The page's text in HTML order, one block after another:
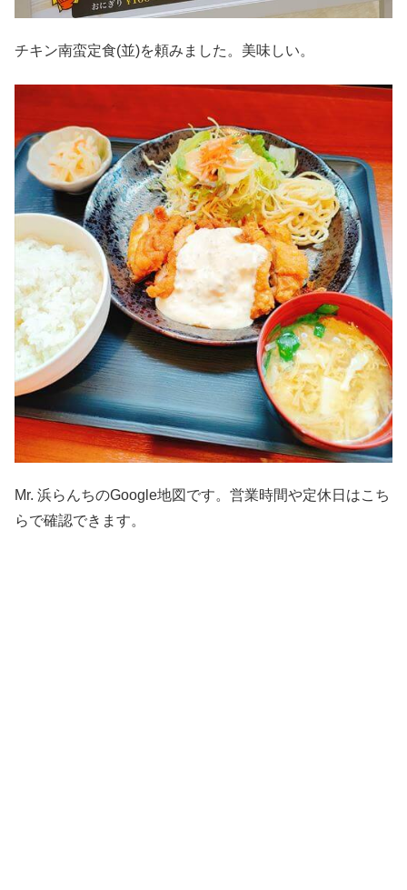
チキン南蛮定食(並)を頼みました。美味しい。
Mr. 浜らんちのGoogle地図です。営業時間や定休日はこち
らで確認できます。